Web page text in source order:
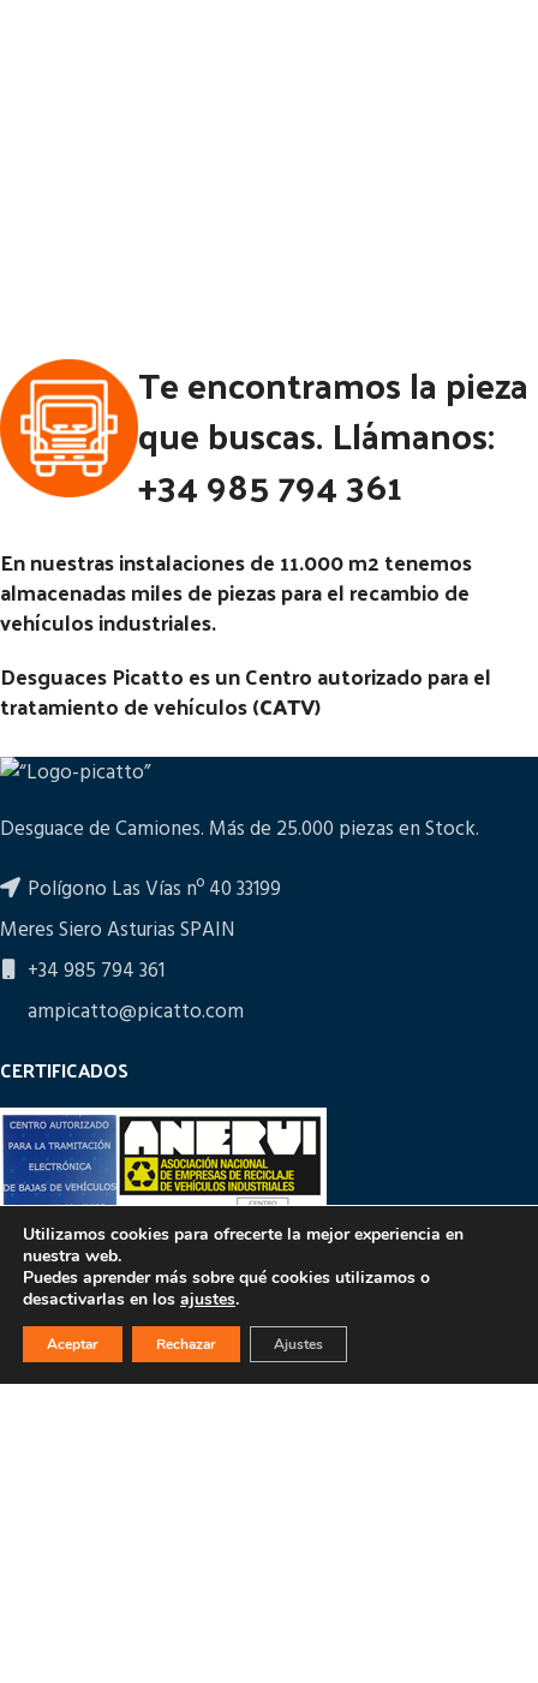
Te encontramos la pieza
que buscas. Llámanos:
+34 985 794 361
En nuestras instalaciones de 11.000 m2 tenemos
almacenadas miles de piezas para el recambio de
vehículos industriales.
Desguaces Picatto es un Centro autorizado para el
tratamiento de vehículos (CATV)
Desguace de Camiones. Más de 25.000 piezas en Stock.
Polígono Las Vías nº 40 33199
Meres Siero Asturias SPAIN
+34 985 794 361
ampicatto@picatto.com
CERTIFICADOS
PULSA PARA MÁS INFORMACIÓN
Utilizamos cookies para ofrecerte la mejor experiencia en
nuestra web.
Puedes aprender más sobre qué cookies utilizamos o
desactivarlas en los ajustes.
Aceptar Rechazar Ajustes